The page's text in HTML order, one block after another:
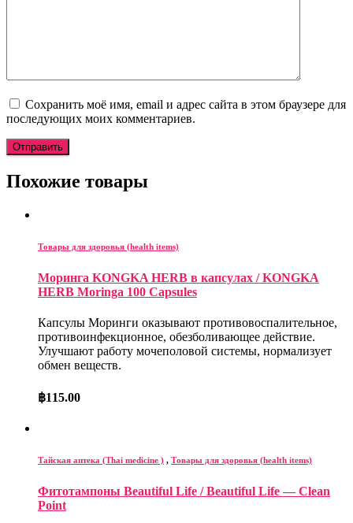
Сохранить моё имя, email и адрес сайта в этом браузере для
последующих моих комментариев.
Похожие товары
Товары для здоровья (health items)
Моринга KONGKA HERB в капсулах / KONGKA
HERB Moringa 100 Capsules
Капсулы Моринги оказывают противовоспалительное,
противоинфекционное, обезболивающее действие.
Улучшают работу мочеполовой системы, нормализует
обмен веществ.
฿115.00
Тайская аптека (Thai medicine ) , Товары для здоровья (health items)
Фитотампоны Beautiful Life / Beautiful Life — Clean
Point